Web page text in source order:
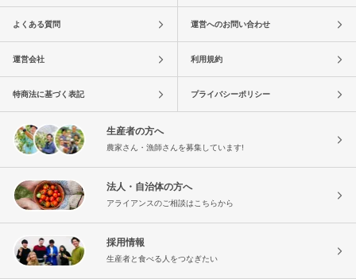
よくある質問 運営へのお問い合わせ
運営会社 利用規約
特商法に基づく表記 プライバシーポリシー
生産者の方へ
農家さん・漁師さんを募集しています!
法人・自治体の方へ
アライアンスのご相談はこちらから
採用情報
生産者と食べる人をつなぎたい